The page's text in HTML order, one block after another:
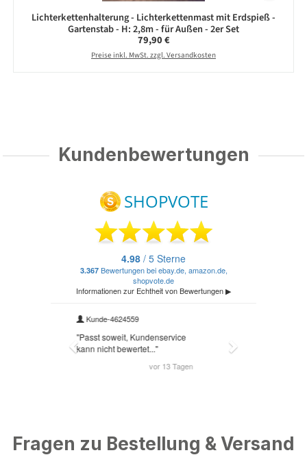
Lichterkettenhalterung - Lichterkettenmast mit Erdspieß -
Gartenstab - H: 2,8m - für Außen - 2er Set
Regulärer Preis:
79,90 €
Preise inkl. MwSt. zzgl. Versandkosten
Kundenbewertungen
Fragen zu Bestellung & Versand